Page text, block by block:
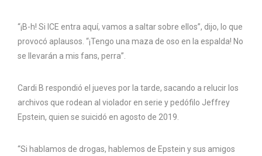
“¡B-h! Si ICE entra aquí, vamos a saltar sobre ellos”, dijo, lo que
provocó aplausos. “¡Tengo una maza de oso en la espalda! No
se llevarán a mis fans, perra”.
Cardi B respondió el jueves por la tarde, sacando a relucir los
archivos que rodean al violador en serie y pedófilo Jeffrey
Epstein, quien se suicidó en agosto de 2019.
“Si hablamos de drogas, hablemos de Epstein y sus amigos